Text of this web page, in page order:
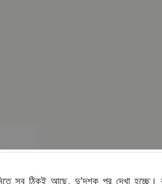
সব ঠিকই আছে, দু’দশক পর দেখা হচ্ছে।